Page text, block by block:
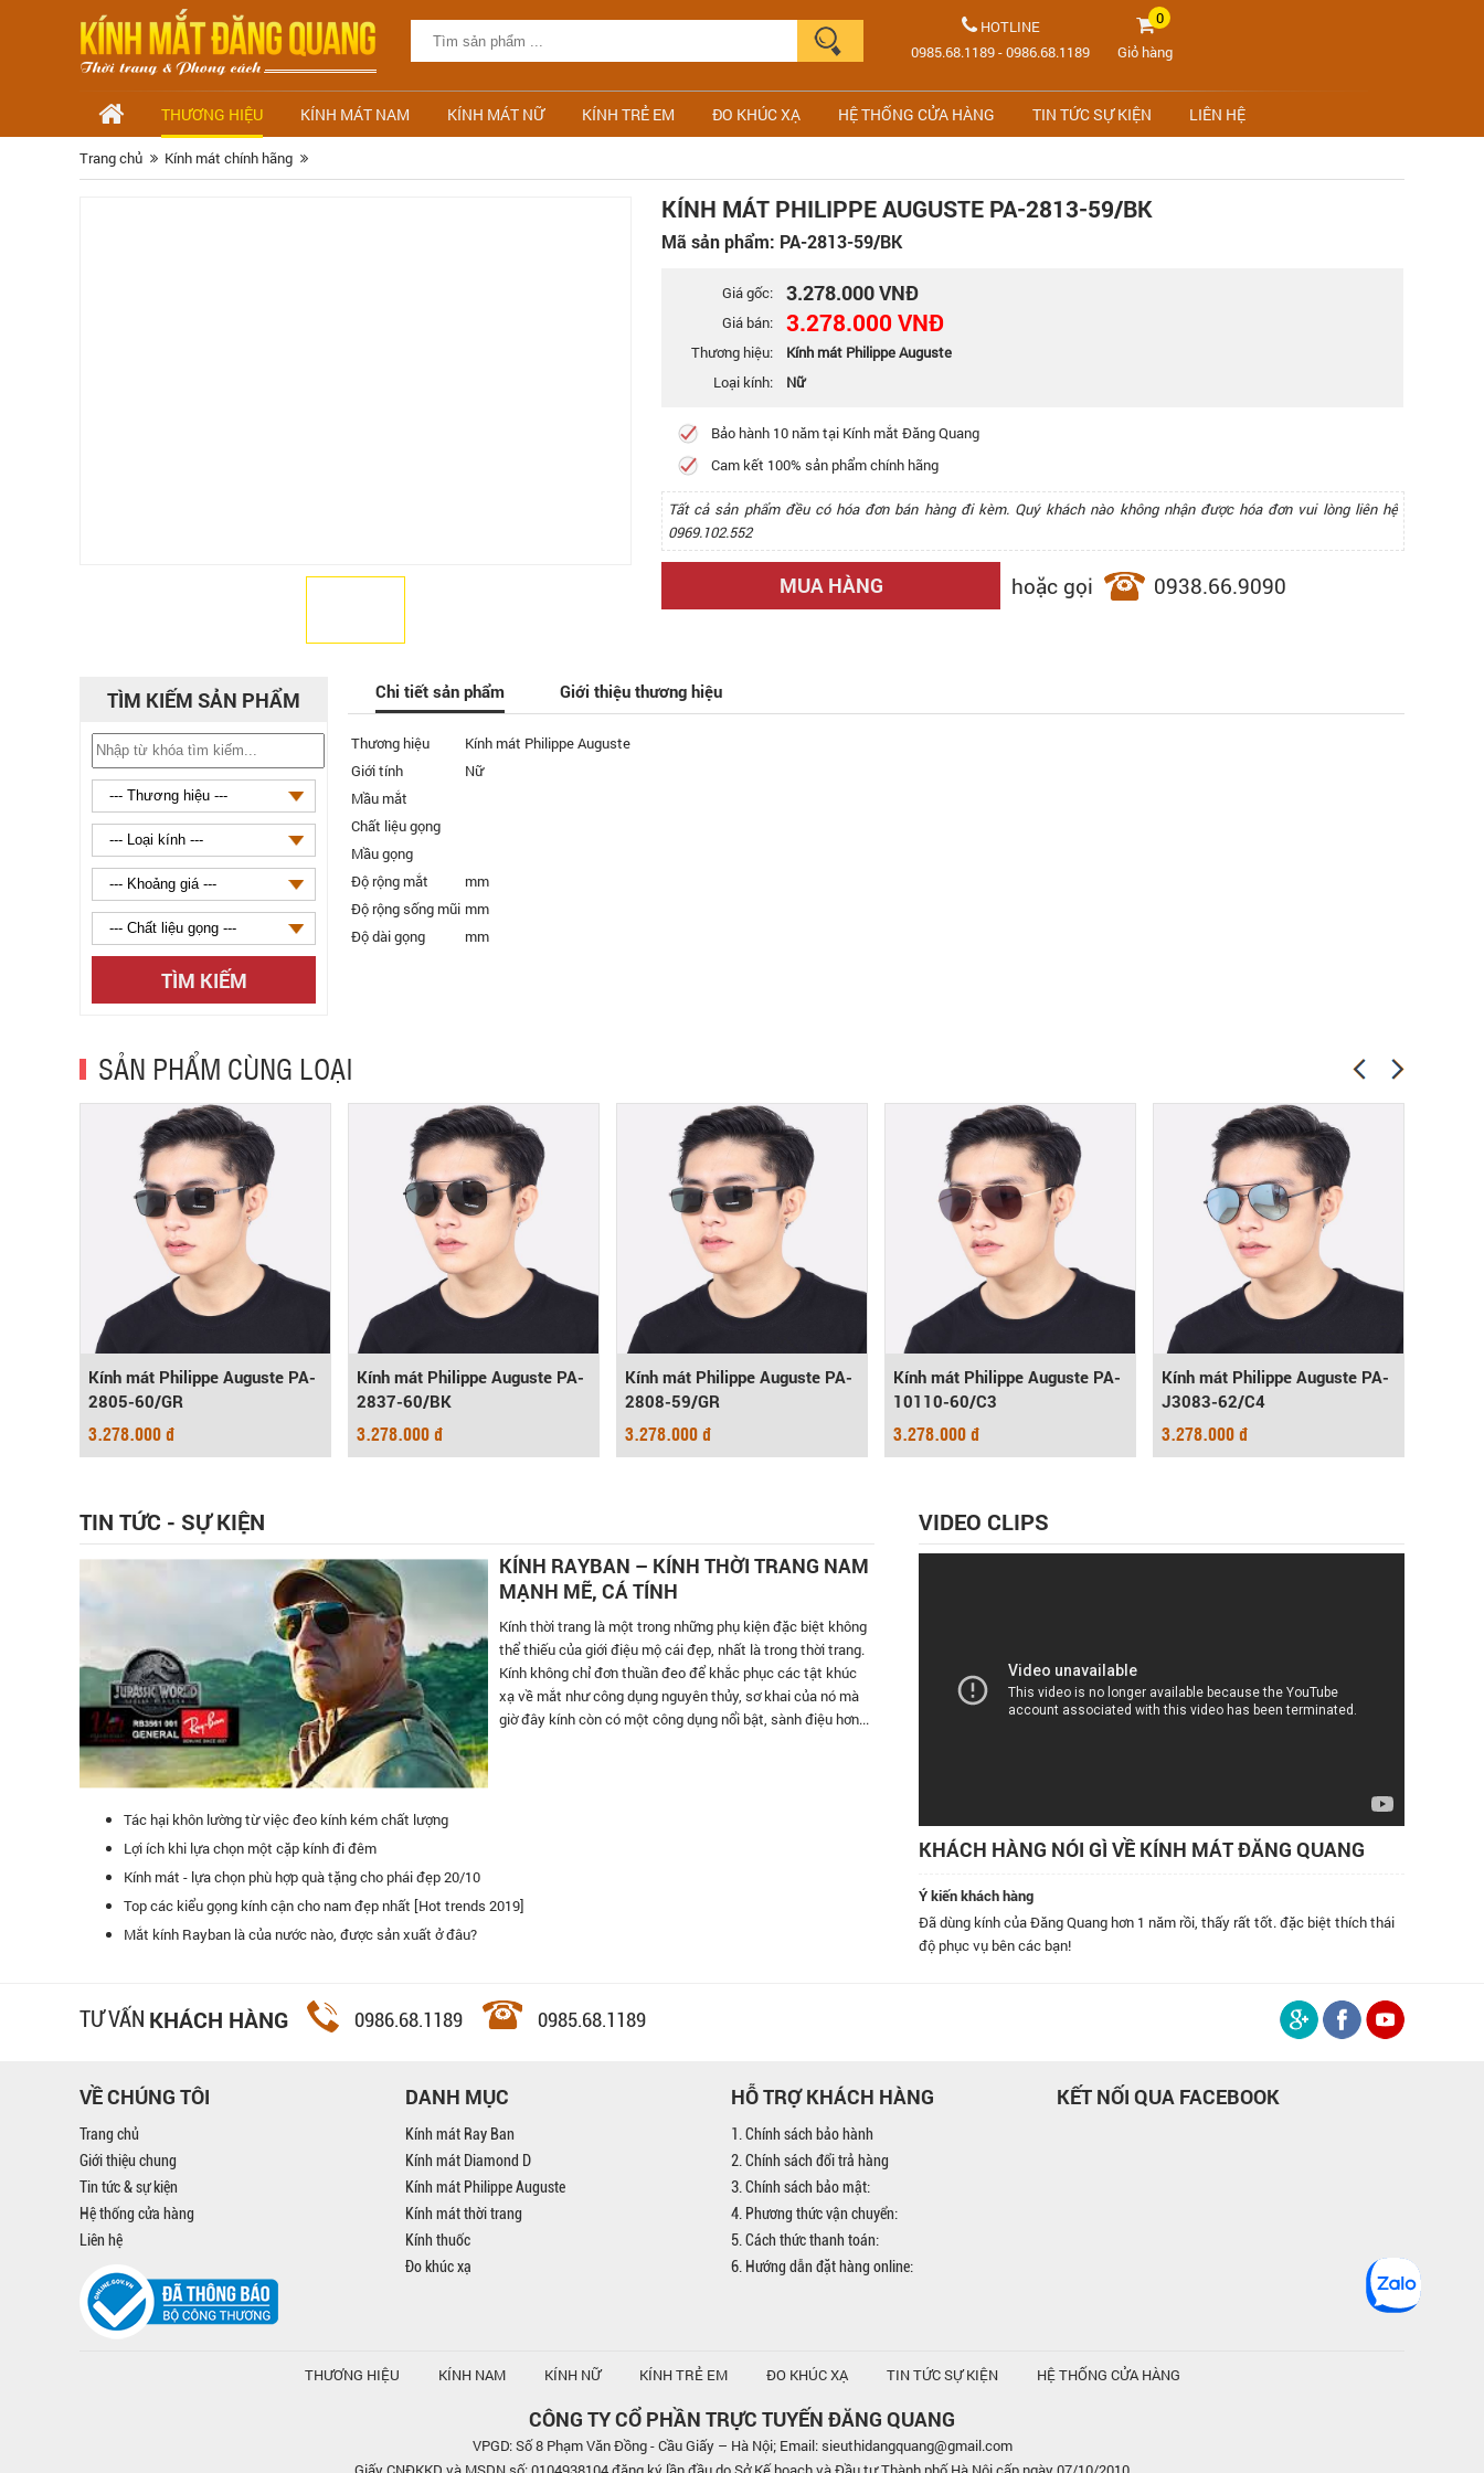
HOTLINE
0985.68.1189-0986.68.1189
0
Giỏ hàng
THƯƠNG HIỆU KÍNH MÁT NAM KÍNH MÁT NỮ KÍNH TRẺ EM ĐO KHÚC XẠ HỆ THỐNG CỬA HÀNG TIN TỨC SỰ KIỆN LIÊN HỆ
Trang chủ Kính mát chính hãng
KÍNH MÁT PHILIPPE AUGUSTE PA-2813-59/BK
Mã sản phẩm: PA-2813-59/BK
Giá gốc: 3.278.000 VNĐ
Giá bán: 3.278.000 VNĐ
Thương hiệu:
Kính mát Philippe Auguste
Loại kính:
Nữ
Bảo hành 10 năm tại Kính mắt Đăng Quang
Cam kết 100% sản phẩm chính hãng
Tất cả sản phẩm đều có hóa đơn bán hàng đi kèm. Quý khách nào không nhận được hóa đơn vui lòng liên hệ
0969.102.552
MUA HÀNG hoặc gọi 0938.66.9090
TÌM KIẾM SẢN PHẨM
TÌM KIẾM
Chi tiết sản phẩm Giới thiệu thương hiệu
Thương hiệu
Kính mát Philippe Auguste
Giới tính
Nữ
Mầu mắt
Chất liệu gọng
Mầu gọng
Độ rộng mắt
mm
Độ rộng sống mũi mm
Độ dài gọng
mm
SẢN PHẨM CÙNG LOẠI
Kính mát Philippe Auguste PA-
2805-60/GR
3.278.000 đ
Kính mát Philippe Auguste PA-
2837-60/BK
3.278.000 đ
Kính mát Philippe Auguste PA-
2808-59/GR
3.278.000 đ
Kính mát Philippe Auguste PA-
10110-60/C3
3.278.000 đ
Kính mát Philippe Auguste PA-
J3083-62/C4
3.278.000 đ
TIN TỨC - SỰ KIỆN
KÍNH RAYBAN – KÍNH THỜI TRANG NAM
MẠNH MẼ, CÁ TÍNH
Kính thời trang là một trong những phụ kiện đặc biệt không
thể thiếu của giới điệu mộ cái đẹp, nhất là trong thời trang.
Kính không chỉ đơn thuần đeo để khắc phục các tật khúc
xạ về mắt như công dụng nguyên thủy, sơ khai của nó mà
giờ đây kính còn có một công dụng nổi bật, sành điệu hơn...
Tác hại khôn lường từ việc đeo kính kém chất lượng
Lợi ích khi lựa chọn một cặp kính đi đêm
Kính mát - lựa chọn phù hợp quà tặng cho phái đẹp 20/10
Top các kiểu gọng kính cận cho nam đẹp nhất [Hot trends 2019]
Mắt kính Rayban là của nước nào, được sản xuất ở đâu?
VIDEO CLIPS
KHÁCH HÀNG NÓI GÌ VỀ KÍNH MÁT ĐĂNG QUANG
Ý kiến khách hàng
là hệ thống bán lẻ kính mát lớn nhất Việt Nam! Tôi rất
Toàn, mua 1 cái rồi, nhân viên rất nhiệt tình, nhất định sẽ quay lại và giới thiệu
Đã dùng kính của Đăng Quang hơn 1 năm rồi, thấy rất tốt. đặc biệt thích thái
độ phục vụ bên các bạn!
TƯ VẤN KHÁCH HÀNG 0986.68.1189 0985.68.1189
VỀ CHÚNG TÔI
Trang chủ
Giới thiệu chung
Tin tức & sự kiện
Hệ thống cửa hàng
Liên hệ
DANH MỤC
Kính mát Ray Ban
Kính mát Diamond D
Kính mát Philippe Auguste
Kính mát thời trang
Kính thuốc
Đo khúc xạ
HỖ TRỢ KHÁCH HÀNG
1. Chính sách bảo hành
2. Chính sách đổi trả hàng
3. Chính sách bảo mật:
4. Phương thức vận chuyển:
5. Cách thức thanh toán:
6. Hướng dẫn đặt hàng online:
KẾT NỐI QUA FACEBOOK
THƯƠNG HIỆU KÍNH NAM KÍNH NỮ KÍNH TRẺ EM ĐO KHÚC XẠ TIN TỨC SỰ KIỆN HỆ THỐNG CỬA HÀNG
CÔNG TY CỔ PHẦN TRỰC TUYẾN ĐĂNG QUANG
VPGD: Số 8 Phạm Văn Đồng - Cầu Giấy – Hà Nội; Email: sieuthidangquang@gmail.com